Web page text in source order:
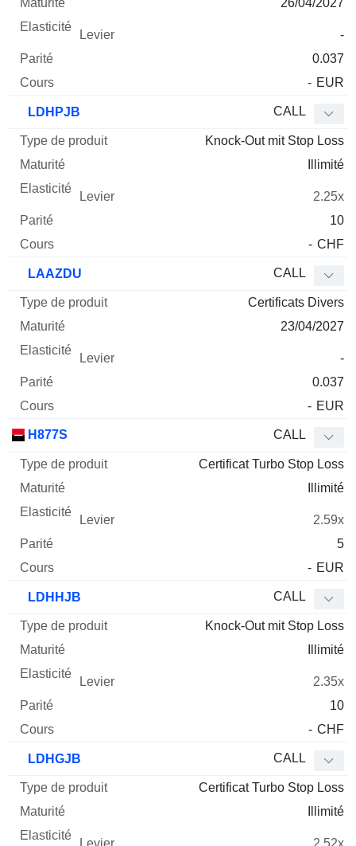
26/04/2027
-
0.037
- EUR
LDHPJB CALL
Knock-Out mit Stop Loss
Illimité
2.25x
10
- CHF
LAAZDU CALL
Certificats Divers
23/04/2027
-
0.037
- EUR
H877S CALL
Certificat Turbo Stop Loss
Illimité
2.59x
5
- EUR
LDHHJB CALL
Knock-Out mit Stop Loss
Illimité
2.35x
10
- CHF
LDHGJB CALL
Certificat Turbo Stop Loss
Illimité